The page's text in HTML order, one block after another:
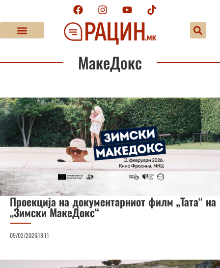
МакеДокс
Проекција на документарниот филм „Тата“ на
„Зимски МакеДокс“
09/02/202618:11